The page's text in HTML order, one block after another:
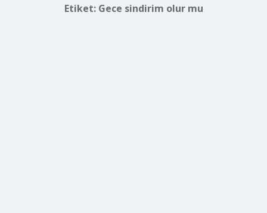
Etiket: Gece sindirim olur mu